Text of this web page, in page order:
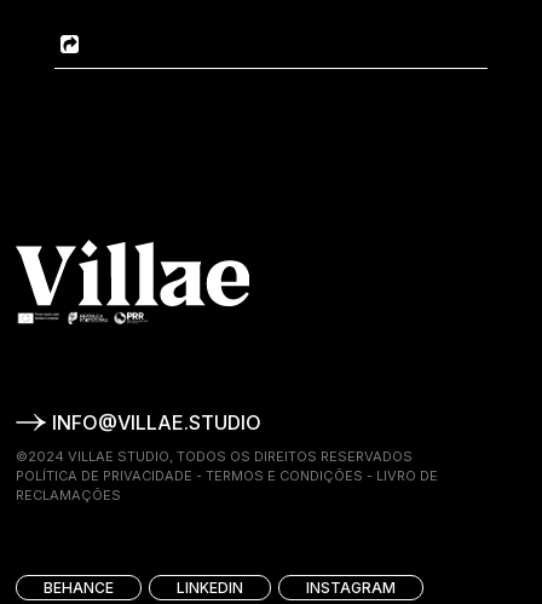
INFO@VILLAE.STUDIO
©2024 VILLAE STUDIO, TODOS OS DIREITOS RESERVADOS
POLÍTICA DE PRIVACIDADE -TERMOS E CONDIÇÕES - LIVRO DE
RECLAMAÇÕES
BEHANCE LINKEDIN INSTAGRAM